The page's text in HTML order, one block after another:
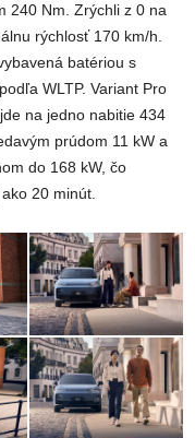
240 Nm. Zrýchli z 0 na
rýchlosť 170 km/h.
batériou s
WLTP. Variant Pro
na jedno nabitie 434
prúdom 11 kW a
do 168 kW, čo
20 minút.